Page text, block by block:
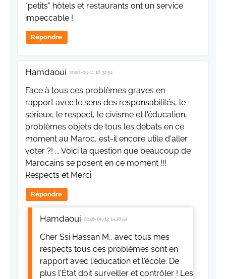
"petits" hôtels et restaurants ont un service
impeccable !
Répondre
Hamdaoui 2026-05-11 16:32:54
Face à tous ces problèmes graves en
rapport avec le sens des responsabilités, le
sérieux, le respect, le civisme et l'éducation,
problèmes objets de tous les débats en ce
moment au Maroc, est-il encore utile d'aller
voter ?! ... Voici la question que beaucoup de
Marocains se posent en ce moment !!!
Respects et Merci
Répondre
Hamdaoui 2026-05-12 15:18:54
Cher Ssi Hassan M., avec tous mes
respects tous ces problèmes sont en
rapport avec l'éducation et l'école. De
plus l'État doit surveiller et contrôler ! Les